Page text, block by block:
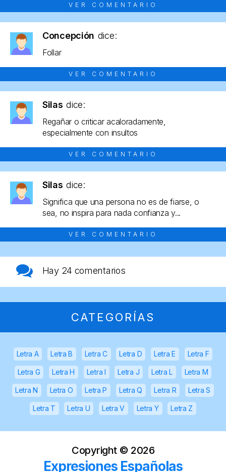
VER COMENTARIO
Concepción dice:
Follar
VER COMENTARIO
Silas dice:
Regañar o criticar acaloradamente,
especialmente con insultos
VER COMENTARIO
Silas dice:
Significa que una persona no es de fiarse, o
sea, no inspira para nada confianza y...
VER COMENTARIO
Hay 24 comentarios
CATEGORÍAS
Letra A Letra B Letra C Letra D Letra E Letra F
Letra G Letra H Letra I Letra J Letra L Letra M
Letra N Letra O Letra P Letra Q Letra R Letra S
Letra T Letra U Letra V Letra Y Letra Z
Copyright © 2026
Expresiones Españolas